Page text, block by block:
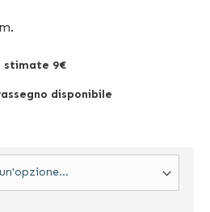
stimate 9€
disponibile